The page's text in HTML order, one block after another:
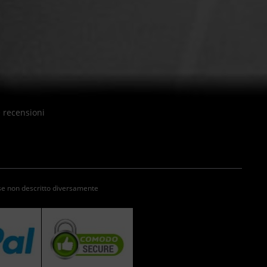
non descritto diversamente